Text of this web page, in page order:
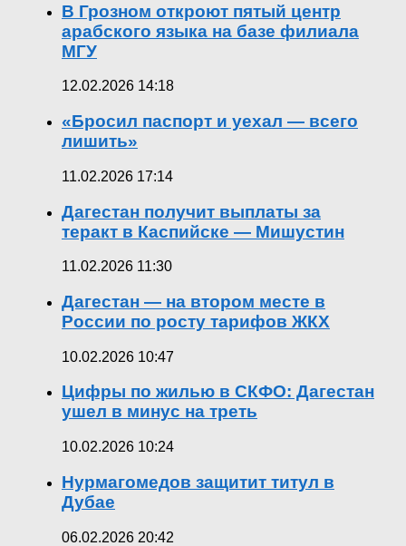
В Грозном откроют пятый центр
арабского языка на базе филиала
МГУ
12.02.2026 14:18
«Бросил паспорт и уехал — всего
лишить»
11.02.2026 17:14
Дагестан получит выплаты за
теракт в Каспийске — Мишустин
11.02.2026 11:30
Дагестан — на втором месте в
России по росту тарифов ЖКХ
10.02.2026 10:47
Цифры по жилью в СКФО: Дагестан
ушел в минус на треть
10.02.2026 10:24
Нурмагомедов защитит титул в
Дубае
06.02.2026 20:42